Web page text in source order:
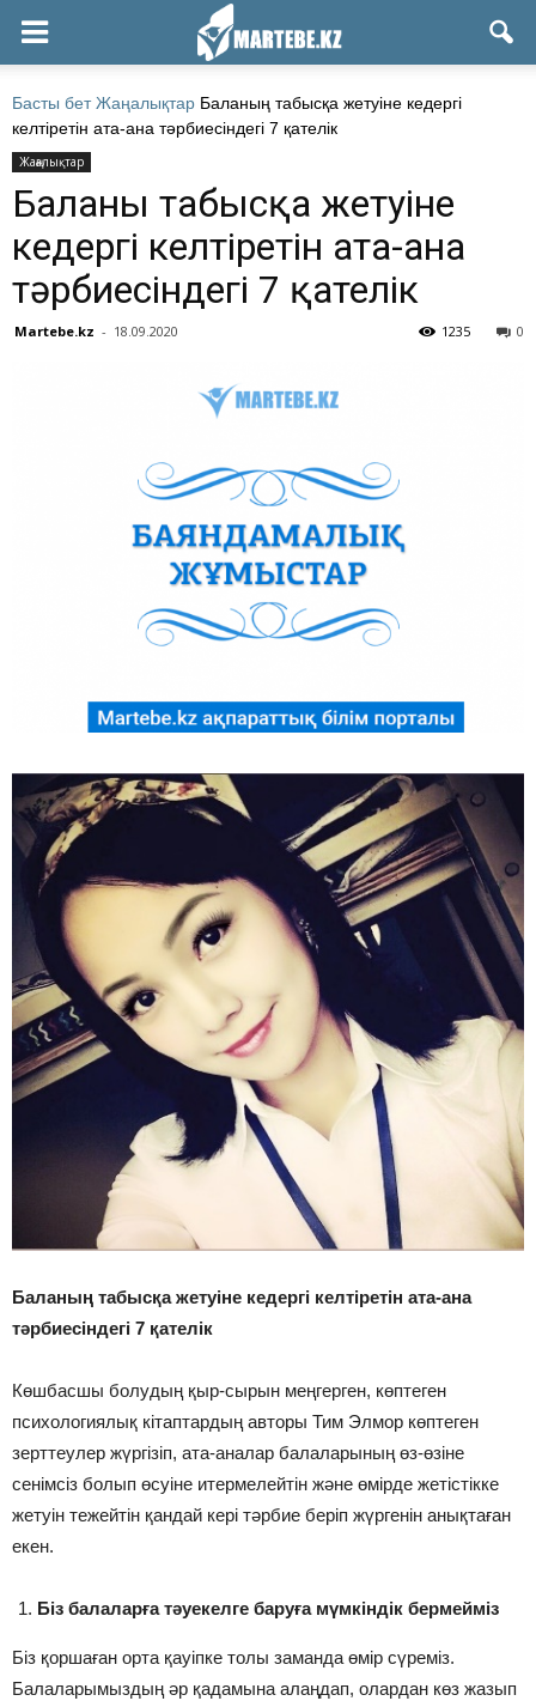
Басты бет Жаңалықтар Баланың табысқа жетуіне кедергі
келтіретін ата-ана тәрбиесіндегі 7 қателік
Жаңалықтар
Баланың табысқа жетуіне
кедергі келтіретін ата-ана
тәрбиесіндегі 7 қателік
Martebe.kz - 18.09.2020 0
1235
Баланың табысқа жетуіне кедергі келтіретін ата-ана
тәрбиесіндегі 7 қателік
Көшбасшы болудың қыр-сырын меңгерген, көптеген
психологиялық кітаптардың авторы Тим Элмор көптеген
зерттеулер жүргізіп, ата-аналар балаларының өз-өзіне
сенімсіз болып өсуіне итермелейтін және өмірде жетістікке
жетуін тежейтін қандай кері тәрбие беріп жүргенін анықтаған
екен.
Біз балаларға тәуекелге баруға мүмкіндік бермейміз
Біз қоршаған орта қауіпке толы заманда өмір сүреміз.
Балаларымыздың әр қадамына алаңдап, олардан көз жазып